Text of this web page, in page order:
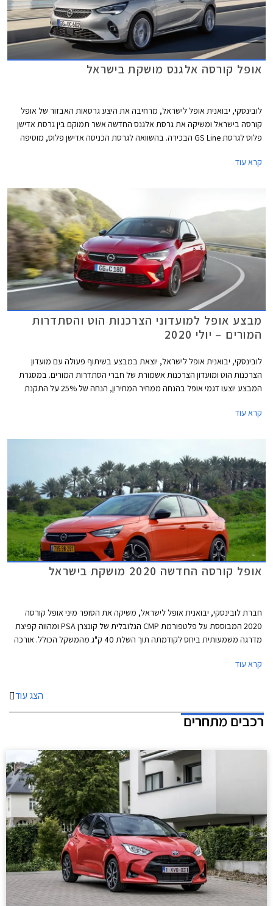
אופל קורסה אלגנס מושקת בישראל
לובינסקי, יבואנית אופל לישראל, מרחיבה את היצע גרסאות האבזור של אופל
קורסה בישראל ומשיקה את גרסת אלגנס החדשה אשר תמוקם בין גרסת אדישן
פלוס לגרסת GS Line הבכירה. בהשוואה לגרסת הכניסה אדישן פלוס, מוסיפה
קרא עוד
מבצע אופל למועדוני הצרכנות הוט והסתדרות
המורים – יולי 2020
לובינסקי, יבואנית אופל לישראל, יוצאת במבצע בשיתוף פעולה עם מועדון
הצרכנות הוט ומועדון הצרכנות אשמורת של חברי הסתדרות המורים. במסגרת
המבצע יוצעו דגמי אופל בהנחה ממחיר המחירון, הנחה של 25% על התקנת
וארבע שנות אחריות. המבצע יתקיים בכל אולמות התצוגה של אופל ברחבי
קרא עוד
אופל קורסה החדשה 2020 מושקת בישראל
חברת לובינסקי, יבואנית אופל לישראל, משיקה את הסופר מיני אופל קורסה
2020 המבוססת על פלטפורמת CMP הגלובלית של קונצרן PSA ומהווה קפיצת
מדרגה משמעותית ביחס לקודמתה תוך השלת 40 ק"ג מהמשקל הכולל. אורכה
מ"מ, ובסיס גלגליה באורך 2,540 מ"מ. תא המטען בנפח 309 ליטרים.
קרא עוד
הצג עוד
רכבים מתחרים